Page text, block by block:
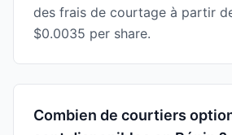
des frais de courtage à partir
$0.0035 per share.
Combien de courtiers